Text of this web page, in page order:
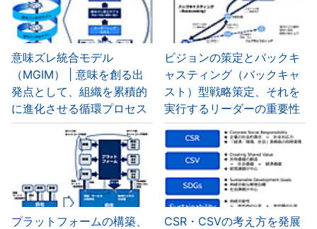
意味ズレ統合モデル
（MGIM） | 意味を創る出
発点として、組織を累積的
に進化させる循環プロセス
ビジョンの策定とバックキ
ャスティング（バックキャ
スト）型戦略策定、それを
実行するリーダーの重要性
プラットフォームの構築、
CSR・CSVの考え方を発展